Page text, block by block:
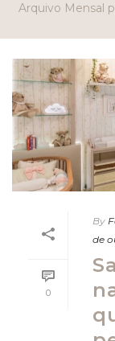
Arquivo Mensal
0
By
de